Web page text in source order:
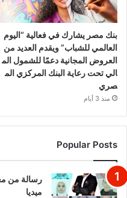
بنك مصر يشارك في فعالية “اليوم
العالمي للشباب” ويقدم العديد من
العروض المجانية دعمًا للشمول الم
الي تحت رعاية البنك المركزي الم
صري
منذ 3 أيام
Popular Posts
رسالة من
ميديا